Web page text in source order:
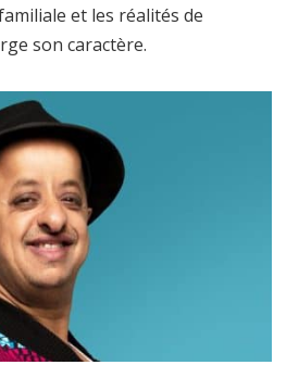
et les réalités de
son caractère.